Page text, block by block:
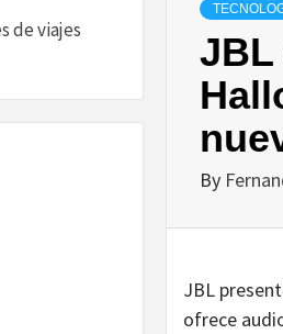
JBL
By
JBL
ofrece
de viajes